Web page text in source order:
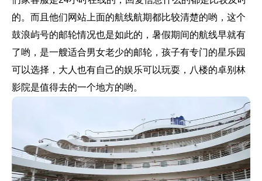
的。而且他们网站上面的航线航期都比较清楚的哟，这个
鼓浪屿号的邮轮情况也是如此的，暑假期间的航线早就有
了哟，是一艘适合男女老少的邮轮，孩子有专门的星乐园
可以选择，大人也有自己的娱乐可以玩耍，八楼的卓别林
影院是值得去的一个地方的哟。